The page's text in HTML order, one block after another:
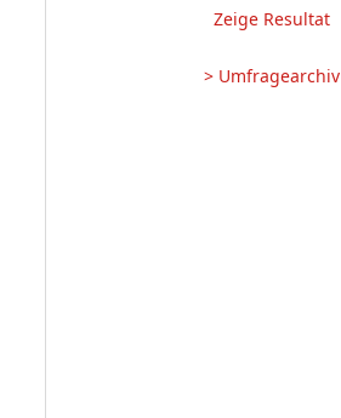
Zeige Resultat
> Umfragearchiv